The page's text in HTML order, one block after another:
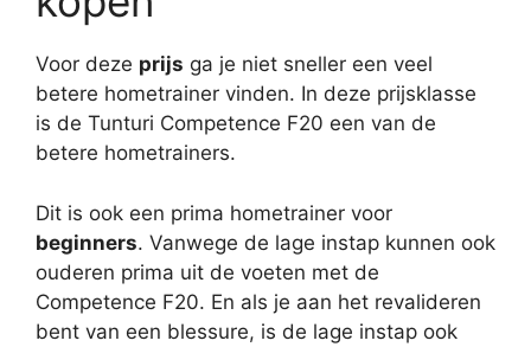
Voor deze prijs ga je niet sneller een veel
betere hometrainer vinden. In deze prijsklasse
is de Tunturi Competence F20 een van de
betere hometrainers.
Dit is ook een prima hometrainer voor
beginners. Vanwege de lage instap kunnen ook
ouderen prima uit de voeten met de
Competence F20. En als je aan het revalideren
bent van een blessure, is de lage instap ook